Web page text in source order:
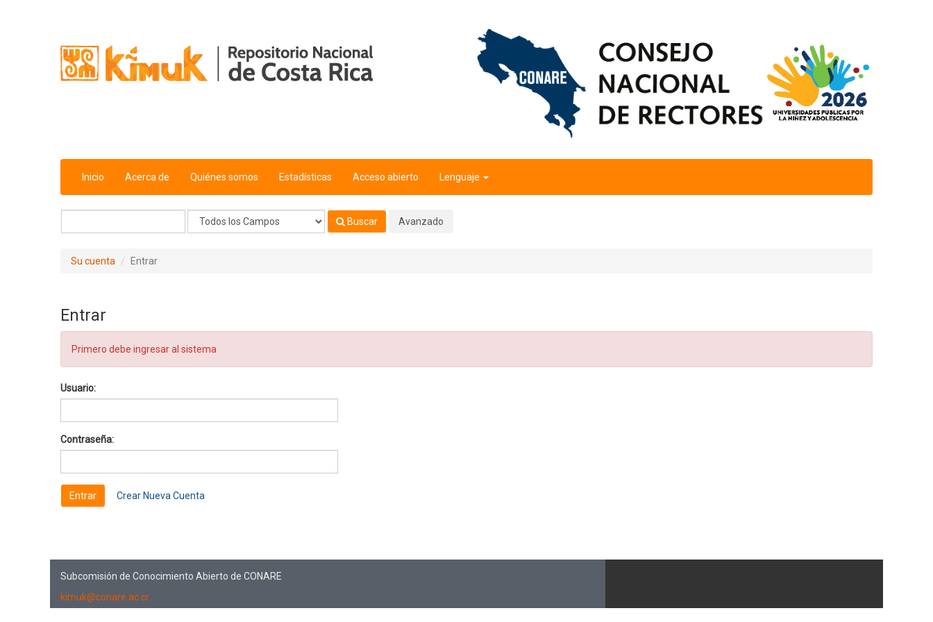
Inicio Acerca de Quiénes somos Estadísticas Acceso abierto Lenguaje
Buscar Avanzado
Su cuenta Entrar
Entrar
Primero debe ingresar al sistema
Usuario:
Contraseña:
Crear Nueva Cuenta
Subcomisión de Conocimiento Abierto de CONARE
kimuk@conare.ac.cr